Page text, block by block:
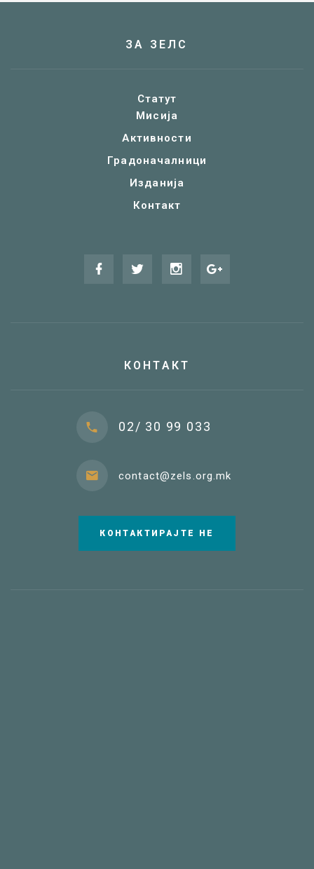
ЗА ЗЕЛС
Статут
Мисија
Активности
Градоначалници
Изданија
Контакт
КОНТАКТ
02/ 30 99 033
contact@zels.org.mk
КОНТАКТИРАЈТЕ НЕ